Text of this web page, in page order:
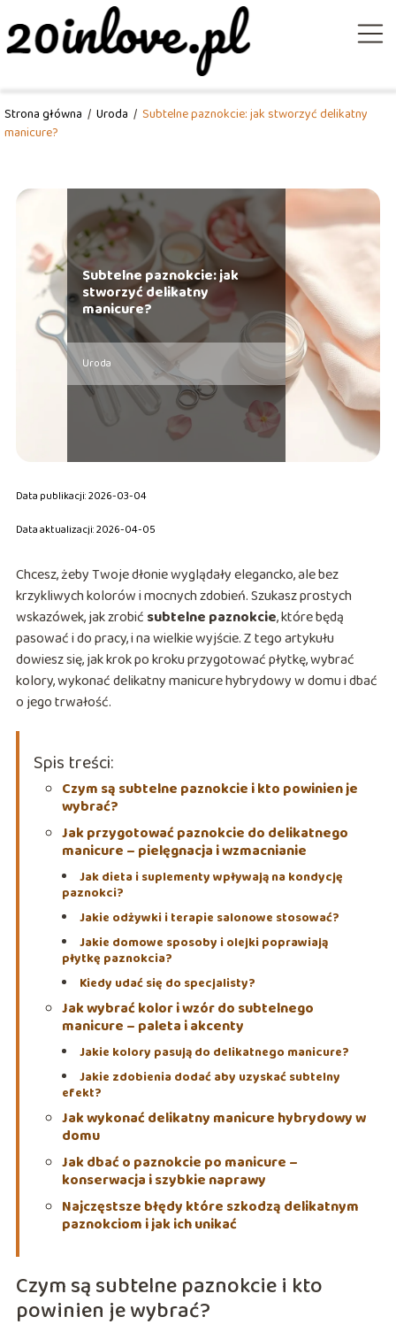
Strona główna / Uroda / Subtelne paznokcie: jak stworzyć delikatny
manicure?
Subtelne paznokcie: jak
stworzyć delikatny
manicure?
Uroda
Data publikacji: 2026-03-04
Data aktualizacji: 2026-04-05
Chcesz, żeby Twoje dłonie wyglądały elegancko, ale bez
krzykliwych kolorów i mocnych zdobień. Szukasz prostych
wskazówek, jak zrobić subtelne paznokcie, które będą
pasować i do pracy, i na wielkie wyjście. Z tego artykułu
dowiesz się, jak krok po kroku przygotować płytkę, wybrać
kolory, wykonać delikatny manicure hybrydowy w domu i dbać
o jego trwałość.
Spis treści:
Czym są subtelne paznokcie i kto powinien je
wybrać?
Jak przygotować paznokcie do delikatnego
manicure – pielęgnacja i wzmacnianie
Jak dieta i suplementy wpływają na kondycję
paznokci?
Jakie odżywki i terapie salonowe stosować?
Jakie domowe sposoby i olejki poprawiają
płytkę paznokcia?
Kiedy udać się do specjalisty?
Jak wybrać kolor i wzór do subtelnego
manicure – paleta i akcenty
Jakie kolory pasują do delikatnego manicure?
Jakie zdobienia dodać aby uzyskać subtelny
efekt?
Jak wykonać delikatny manicure hybrydowy w
domu
Jak dbać o paznokcie po manicure –
konserwacja i szybkie naprawy
Najczęstsze błędy które szkodzą delikatnym
paznokciom i jak ich unikać
Czym są subtelne paznokcie i kto
powinien je wybrać?